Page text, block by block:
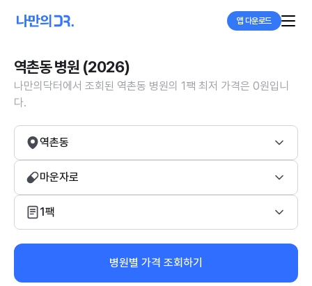
앱 다운로드
역촌동 병원 (2026)
나만의닥터에서 조회된 역촌동 병원의 1팩 최저 가격은 0원입니
다.
역촌동
마운자로
1팩
병원별 가격 조회하기